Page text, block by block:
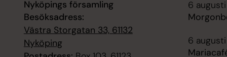
Nyköpings församling
Besöksadress:
Västra Storgatan 33, 61132
Nyköping
6
6 augusti